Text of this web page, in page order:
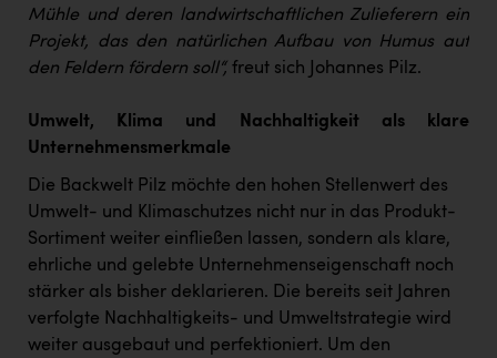
Mühle und deren landwirtschaftlichen Zulieferern ein
Projekt, das den natürlichen Aufbau von Humus auf
den Feldern fördern soll“, freut sich Johannes Pilz.
Umwelt, Klima und Nachhaltigkeit als klare
Unternehmensmerkmale
Die Backwelt Pilz möchte den hohen Stellenwert des
Umwelt- und Klimaschutzes nicht nur in das Produkt-
Sortiment weiter einfließen lassen, sondern als klare,
ehrliche und gelebte Unternehmenseigenschaft noch
stärker als bisher deklarieren. Die bereits seit Jahren
verfolgte Nachhaltigkeits- und Umweltstrategie wird
weiter ausgebaut und perfektioniert. Um den